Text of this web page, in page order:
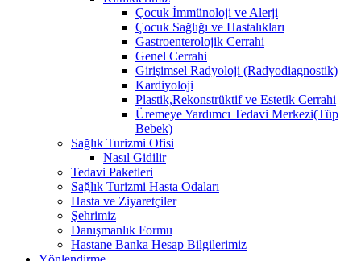
Çocuk İmmünoloji ve Alerji
Çocuk Sağlığı ve Hastalıkları
Gastroenterolojik Cerrahi
Genel Cerrahi
Girişimsel Radyoloji (Radyodiagnostik)
Kardiyoloji
Plastik,Rekonstrüktif ve Estetik Cerrahi
Üremeye Yardımcı Tedavi Merkezi(Tüp
Bebek)
Sağlık Turizmi Ofisi
Nasıl Gidilir
Tedavi Paketleri
Sağlık Turizmi Hasta Odaları
Hasta ve Ziyaretçiler
Şehrimiz
Danışmanlık Formu
Hastane Banka Hesap Bilgilerimiz